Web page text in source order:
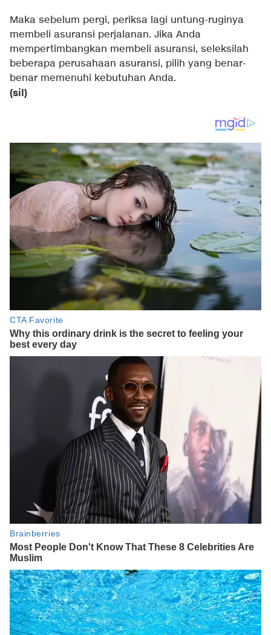
Maka sebelum pergi, periksa lagi untung-ruginya
membeli asuransi perjalanan. Jika Anda
mempertimbangkan membeli asuransi, seleksilah
beberapa perusahaan asuransi, pilih yang benar-
benar memenuhi kebutuhan Anda.
(sil)